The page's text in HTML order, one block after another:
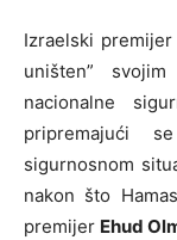
Izraelski premijer
uništen”
nacionalne
pripremajući
sigurnosnom
nakon što
premijer Ehud